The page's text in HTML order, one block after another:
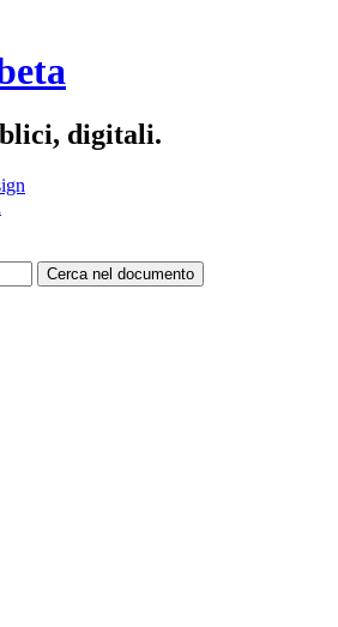
digitali.
Cerca nel documento